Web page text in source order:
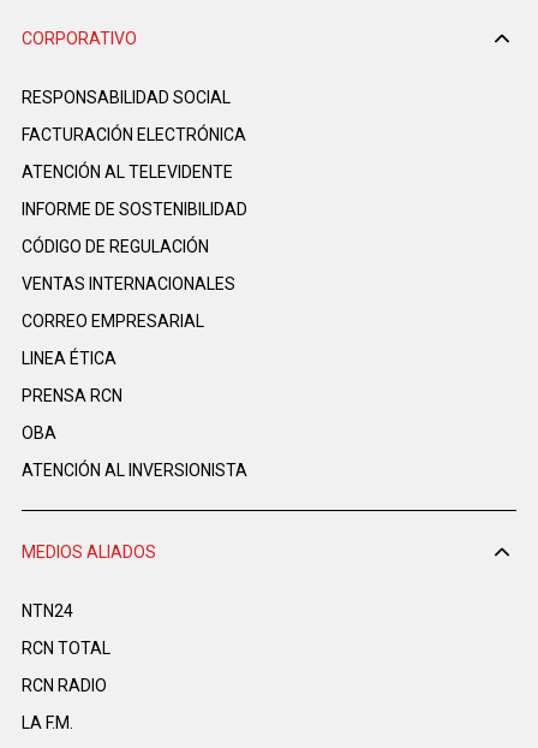
CORPORATIVO
RESPONSABILIDAD SOCIAL
FACTURACIÓN ELECTRÓNICA
ATENCIÓN AL TELEVIDENTE
INFORME DE SOSTENIBILIDAD
CÓDIGO DE REGULACIÓN
VENTAS INTERNACIONALES
CORREO EMPRESARIAL
LINEA ÉTICA
PRENSA RCN
OBA
ATENCIÓN AL INVERSIONISTA
MEDIOS ALIADOS
NTN24
RCN TOTAL
RCN RADIO
LA F.M.